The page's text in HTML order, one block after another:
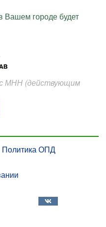
Вашем городе будет
МНН (действующим
Политика ОПД